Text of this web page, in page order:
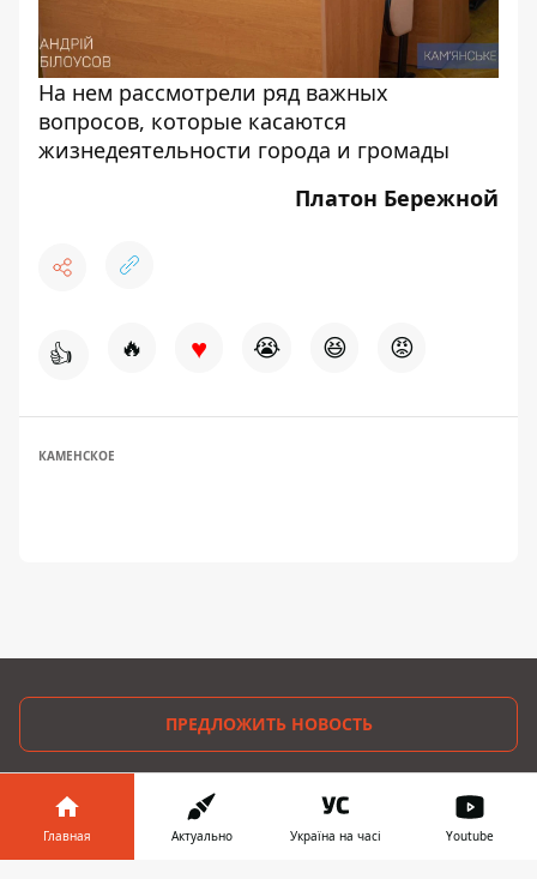
На нем рассмотрели ряд важных
вопросов, которые касаются
жизнедеятельности города и громады
Платон Бережной
👍 🔥 ♥ 😭 😆 😡
КАМЕНСКОЕ
ПРЕДЛОЖИТЬ НОВОСТЬ
Днепр
Область
Главная Актуально Україна на часі Youtube